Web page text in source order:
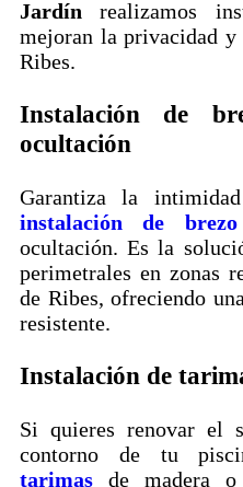
Jardín realizamos
mejoran la privacidad
Ribes.
Instalación de
ocultación
Garantiza la
instalación de brezo
ocultación. Es la
perimetrales en zonas
de Ribes, ofreciendo
resistente.
Instalación de
Si quieres renovar el
contorno de tu
tarimas de madera